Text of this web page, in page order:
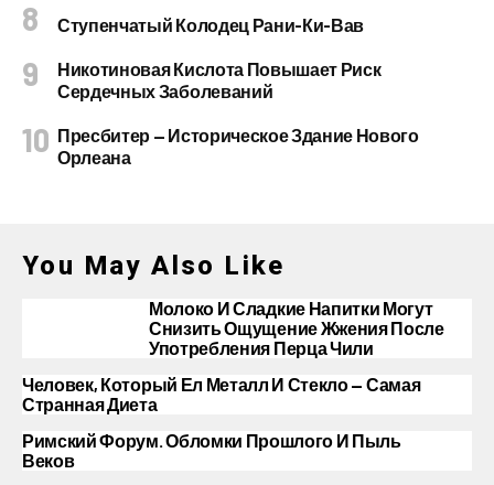
Ступенчатый Колодец Рани-Ки-Вав
Никотиновая Кислота Повышает Риск
Сердечных Заболеваний
Пресбитер — Историческое Здание Нового
Орлеана
You May Also Like
Молоко И Сладкие Напитки Могут
Снизить Ощущение Жжения После
Употребления Перца Чили
Человек, Который Ел Металл И Стекло — Самая
Странная Диета
Римский Форум. Обломки Прошлого И Пыль
Веков